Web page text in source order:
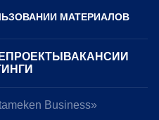
МАТЕРИАЛОВ
ВАКАНСИИ
Business»